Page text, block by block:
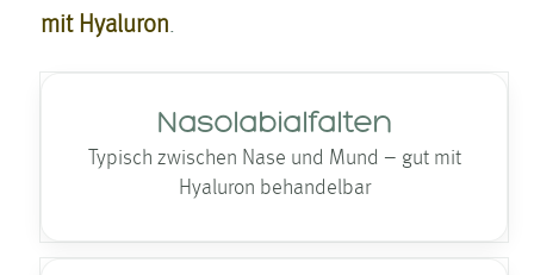
mit Hyaluron.
Nasolabialfalten
Typisch zwischen Nase und Mund – gut mit
Hyaluron behandelbar